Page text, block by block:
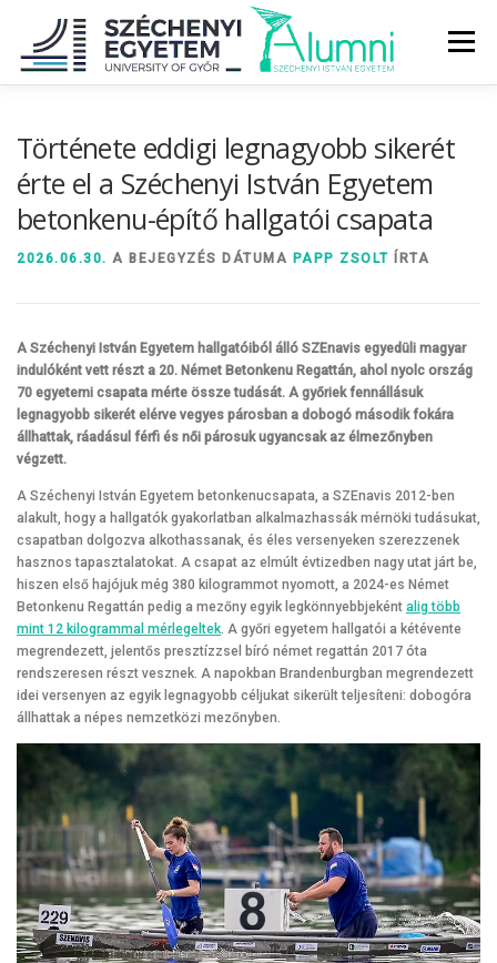
tartalomhoz
Menü
DIPLOMAÁTADÓ DIPLOMÁN TÚL
Története eddigi legnagyobb sikerét
érte el a Széchenyi István Egyetem
betonkenu-építő hallgatói csapata
2026.06.30. A BEJEGYZÉS DÁTUMA PAPP ZSOLT ÍRTA
A Széchenyi István Egyetem hallgatóiból álló SZEnavis egyedüli magyar
indulóként vett részt a 20. Német Betonkenu Regattán, ahol nyolc ország
70 egyetemi csapata mérte össze tudását. A győriek fennállásuk
legnagyobb sikerét elérve vegyes párosban a dobogó második fokára
állhattak, ráadásul férfi és női párosuk ugyancsak az élmezőnyben
végzett.
A Széchenyi István Egyetem betonkenucsapata, a SZEnavis 2012-ben
alakult, hogy a hallgatók gyakorlatban alkalmazhassák mérnöki tudásukat,
csapatban dolgozva alkothassanak, és éles versenyeken szerezzenek
hasznos tapasztalatokat. A csapat az elmúlt évtizedben nagy utat járt be,
hiszen első hajójuk még 380 kilogrammot nyomott, a 2024-es Német
Betonkenu Regattán pedig a mezőny egyik legkönnyebbjeként alig több
mint 12 kilogrammal mérlegeltek. A győri egyetem hallgatói a kétévente
megrendezett, jelentős presztízzsel bíró német regattán 2017 óta
rendszeresen részt vesznek. A napokban Brandenburgban megrendezett
idei versenyen az egyik legnagyobb céljukat sikerült teljesíteni: dobogóra
állhattak a népes nemzetközi mezőnyben.